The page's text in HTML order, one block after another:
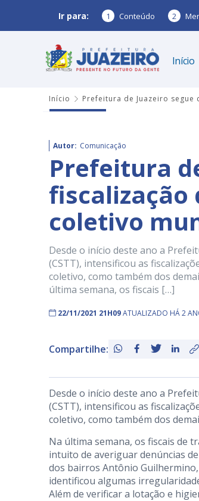
Ir para: 1 Conteúdo 2
Início
Início Prefeitura de Juazeiro
Autor: Comunicação
Prefeitura
fiscalização
coletivo
Desde o início deste ano a
(CSTT), intensificou as
coletivo, como também dos
última semana, os fiscais […]
22/11/2021 21H09ATUALIZADO HÁ 2
Compartilhe:
Desde o início deste ano a
(CSTT), intensificou as
coletivo, como também dos
Na última semana, os fiscais de
intuito de averiguar denúncias
dos bairros Antônio
identificou algumas
Além de verificar a lotação e